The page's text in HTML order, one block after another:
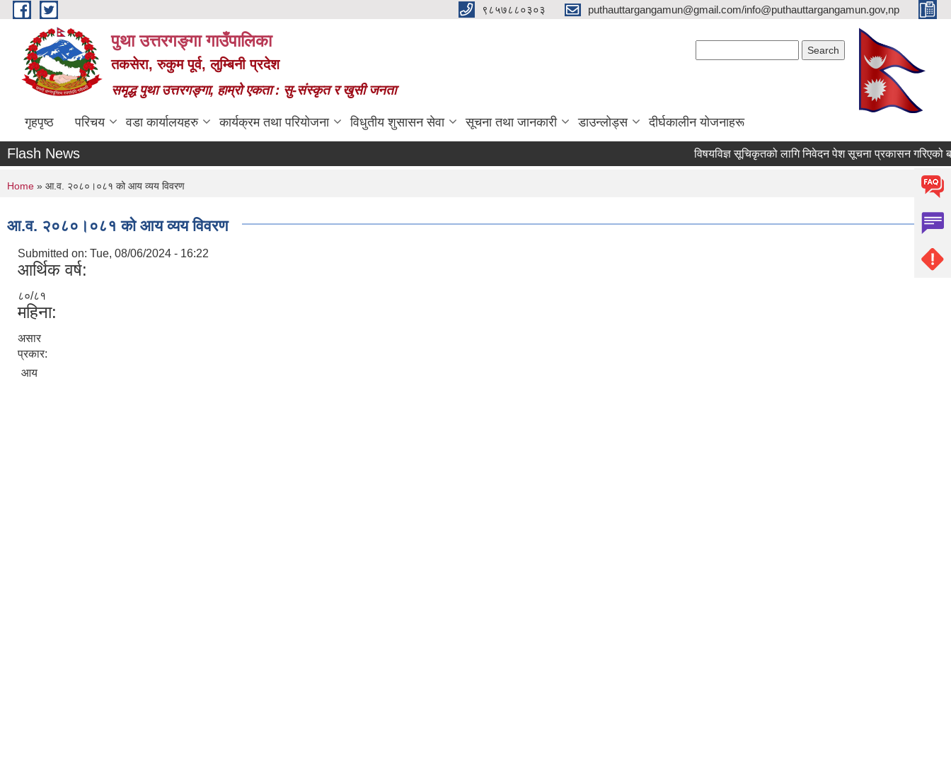
Skip to main content ९८५७८८०३०३ puthauttargangamun@gmail.com/info@puthauttargangamun.gov,np
पुथा उत्तरगङ्गा गाउँपालिका
तकसेरा, रुकुम पूर्व, लुम्बिनी प्रदेश
समृद्ध पुथा उत्तरगङ्गा, हाम्रो एकता : सु-संस्कृत र खुसी जनता
गृहपृष्ठ परिचय वडा कार्यालयहरु कार्यक्रम तथा परियोजना विधुतीय शुसासन सेवा सूचना तथा जानकारी डाउन्लोड्स दीर्घकालीन योजनाहरू
Flash News विषयविज्ञ सूचिकृतको लागि निवेदन पेश सूचना प्रकासन गरिएको बारे
You are here
Home » आ.व. २०८०।०८१ को आय व्यय विवरण
आ.व. २०८०।०८१ को आय व्यय विवरण
Submitted on: Tue, 08/06/2024 - 16:22
आर्थिक वर्ष:
८०/८१
महिना:
असार
प्रकार:
आय